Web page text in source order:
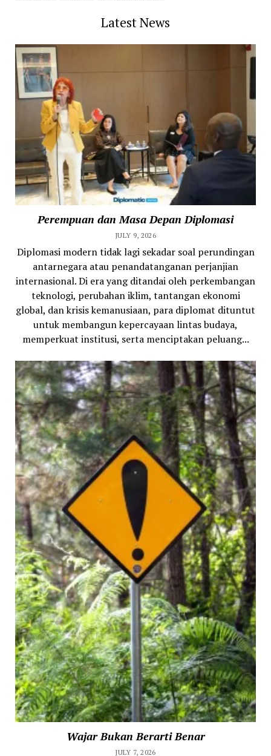
Latest News
Perempuan dan Masa Depan Diplomasi
JULY 9, 2026
Diplomasi modern tidak lagi sekadar soal perundingan
antarnegara atau penandatanganan perjanjian
internasional. Di era yang ditandai oleh perkembangan
teknologi, perubahan iklim, tantangan ekonomi
global, dan krisis kemanusiaan, para diplomat dituntut
untuk membangun kepercayaan lintas budaya,
memperkuat institusi, serta menciptakan peluang...
Wajar Bukan Berarti Benar
JULY 7, 2026